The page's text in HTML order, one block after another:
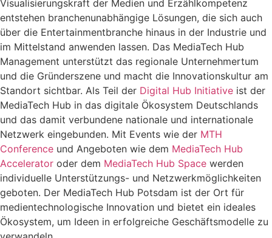
Visualisierungskraft der Medien und Erzählkompetenz
entstehen branchenunabhängige Lösungen, die sich auch
über die Entertainmentbranche hinaus in der Industrie und
im Mittelstand anwenden lassen. Das MediaTech Hub
Management unterstützt das regionale Unternehmertum
und die Gründerszene und macht die Innovationskultur am
Standort sichtbar. Als Teil der Digital Hub Initiative ist der
MediaTech Hub in das digitale Ökosystem Deutschlands
und das damit verbundene nationale und internationale
Netzwerk eingebunden. Mit Events wie der MTH
Conference und Angeboten wie dem MediaTech Hub
Accelerator oder dem MediaTech Hub Space werden
individuelle Unterstützungs- und Netzwerkmöglichkeiten
geboten. Der MediaTech Hub Potsdam ist der Ort für
medientechnologische Innovation und bietet ein ideales
Ökosystem, um Ideen in erfolgreiche Geschäftsmodelle zu